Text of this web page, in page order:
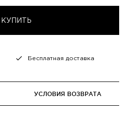
КУПИТЬ
Бесплатная доставка
УСЛОВИЯ ВОЗВРАТА